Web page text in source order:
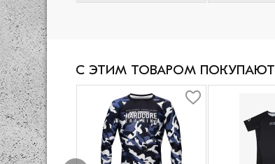
С ЭТИМ ТОВАРОМ ПОКУПАЮТ